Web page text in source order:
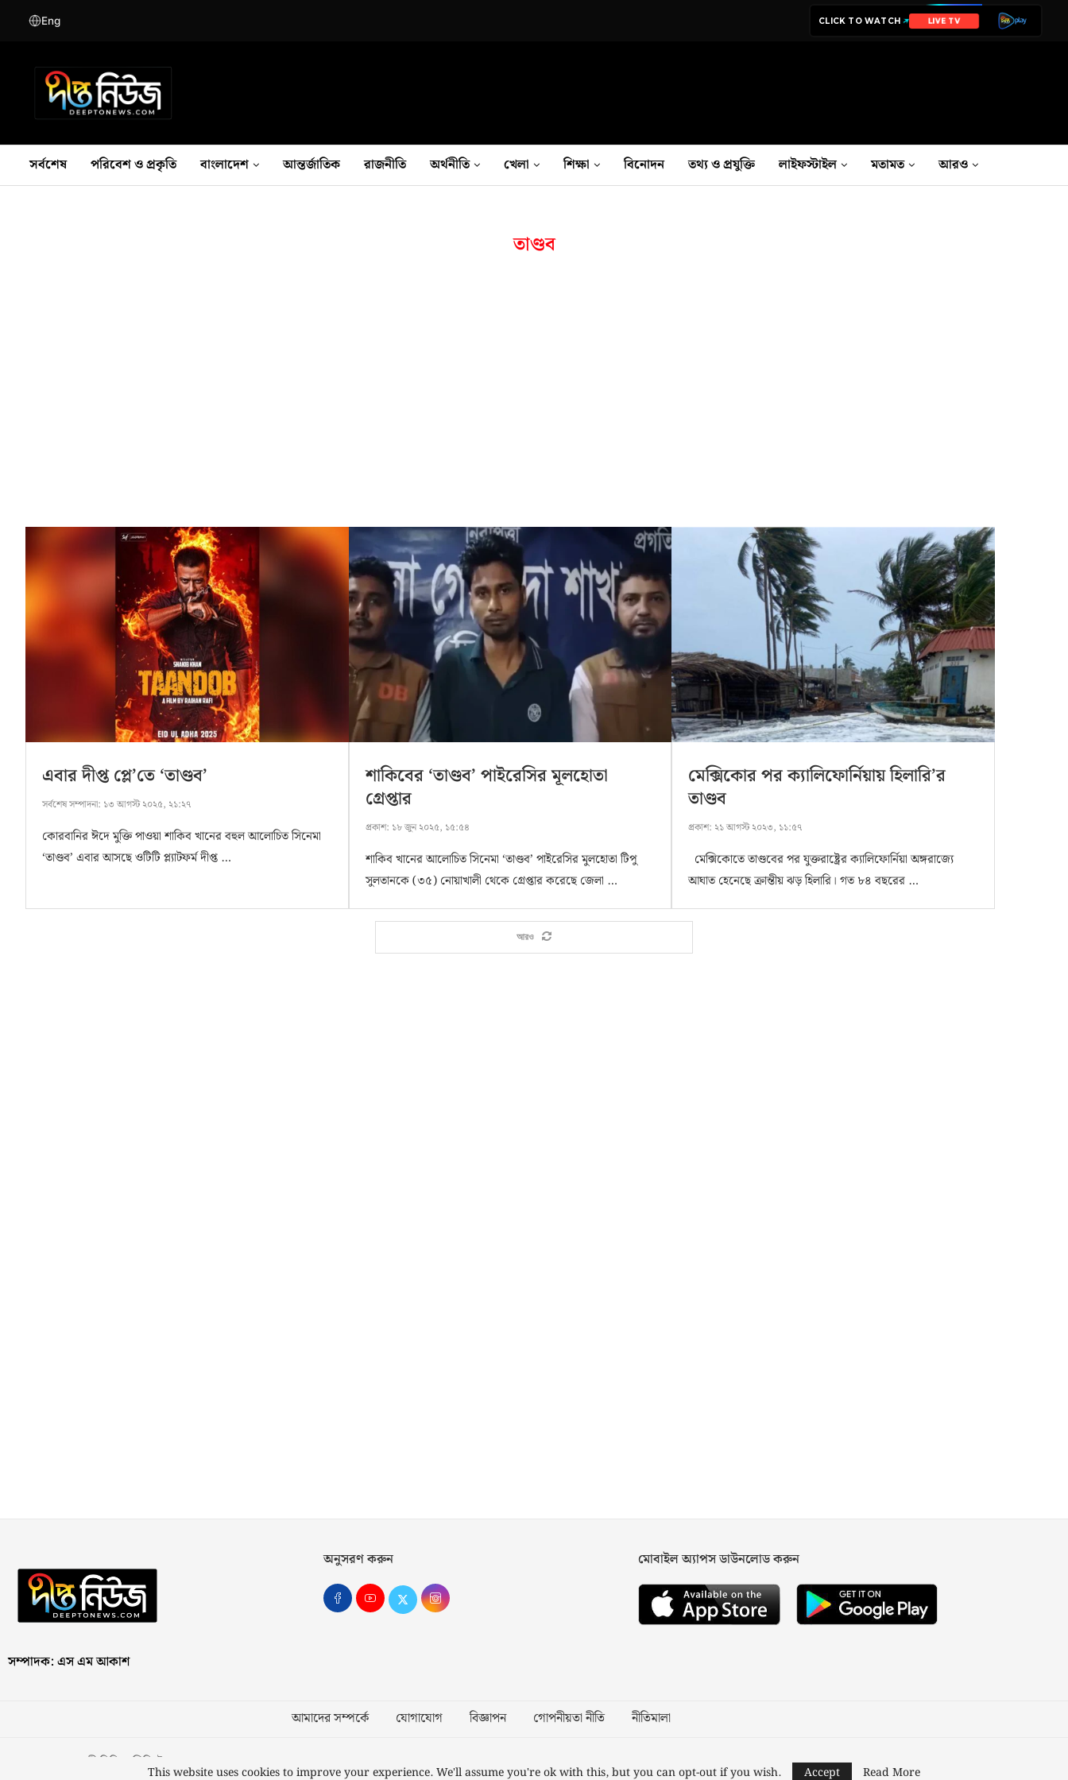
Eng CLICK TO WATCH NEWS
সর্বশেষ পরিবেশ ও প্রকৃতি বাংলাদেশ আন্তর্জাতিক রাজনীতি অর্থনীতি খেলা শিক্ষা বিনোদন তথ‍্য ও প্রযুক্তি লাইফস্টাইল মতামত আরও
তাণ্ডব
এবার দীপ্ত প্লে’তে ‘তাণ্ডব’
সর্বশেষ সম্পাদনা: ১৩ আগস্ট ২০২৫, ২১:২৭
কোরবানির ঈদে মুক্তি পাওয়া শাকিব খানের বহুল আলোচিত সিনেমা
‘তাণ্ডব’ এবার আসছে ওটিটি প্ল্যাটফর্ম দীপ্ত …
শাকিবের ‘তাণ্ডব’ পাইরেসির মূলহোতা
গ্রেপ্তার
প্রকাশ: ১৮ জুন ২০২৫, ১৫:৫৪
শাকিব খানের আলোচিত সিনেমা ‘তাণ্ডব’ পাইরেসির মুলহোতা টিপু
সুলতানকে (৩৫) নোয়াখালী থেকে গ্রেপ্তার করেছে জেলা …
মেক্সিকোর পর ক্যালিফোর্নিয়ায় হিলারি’র
তাণ্ডব
প্রকাশ: ২১ আগস্ট ২০২৩, ১১:৫৭
মেক্সিকোতে তাণ্ডবের পর যুক্তরাষ্ট্রের ক্যালিফোর্নিয়া অঙ্গরাজ্যে
আঘাত হেনেছে ক্রান্তীয় ঝড় হিলারি। গত ৮৪ বছরের …
আরও
সম্পাদক: এস এম আকাশ
অনুসরণ করুন মোবাইল অ্যাপস ডাউনলোড করুন
আমাদের সম্পর্কে যোগাযোগ বিজ্ঞাপন গোপনীয়তা নীতি নীতিমালা
স্বত্ব © ২০২৩ কাজী মিডিয়া লিমিটেড Designed and Developed byNusratech Pte Ltd.
This website uses cookies to improve your experience. We'll assume you're ok with this, but you can opt-out if you wish. Accept Read More